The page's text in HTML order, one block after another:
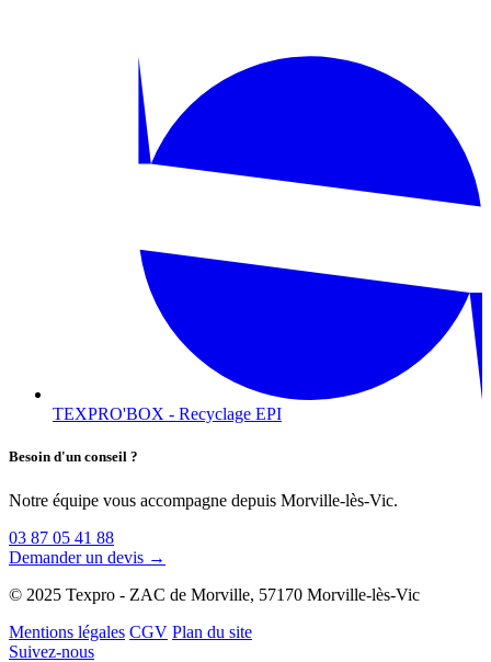
TEXPRO'BOX - Recyclage EPI
Besoin d'un conseil ?
Notre équipe vous accompagne depuis Morville-lès-Vic.
03 87 05 41 88
Demander un devis →
© 2025 Texpro - ZAC de Morville, 57170 Morville-lès-Vic
Mentions légales CGV Plan du site
Suivez-nous